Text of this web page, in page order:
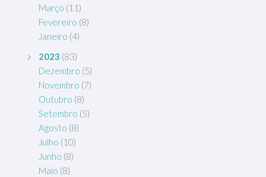
Março (11)
Fevereiro (8)
Janeiro (4)
2023 (83)
Dezembro (5)
Novembro (7)
Outubro (8)
Setembro (5)
Agosto (8)
Julho (10)
Junho (8)
Maio (8)